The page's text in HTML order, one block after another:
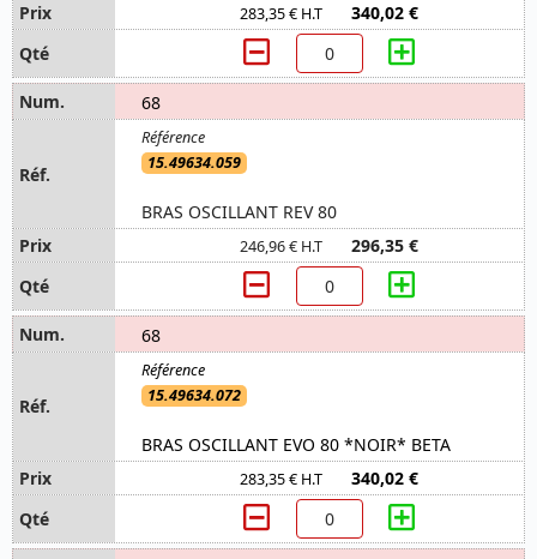
283,35 € H.T 340,02 €
68
15.49634.059
BRAS OSCILLANT REV 80
246,96 € H.T 296,35 €
68
15.49634.072
BRAS OSCILLANT EVO 80 *NOIR* BETA
283,35 € H.T 340,02 €